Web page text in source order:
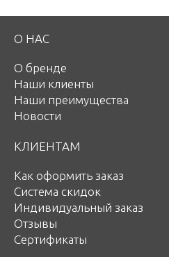
О НАС
О бренде
Наши клиенты
Наши преимущества
Новости
КЛИЕНТАМ
Как оформить заказ
Система скидок
Индивидуальный заказ
Отзывы
Сертификаты